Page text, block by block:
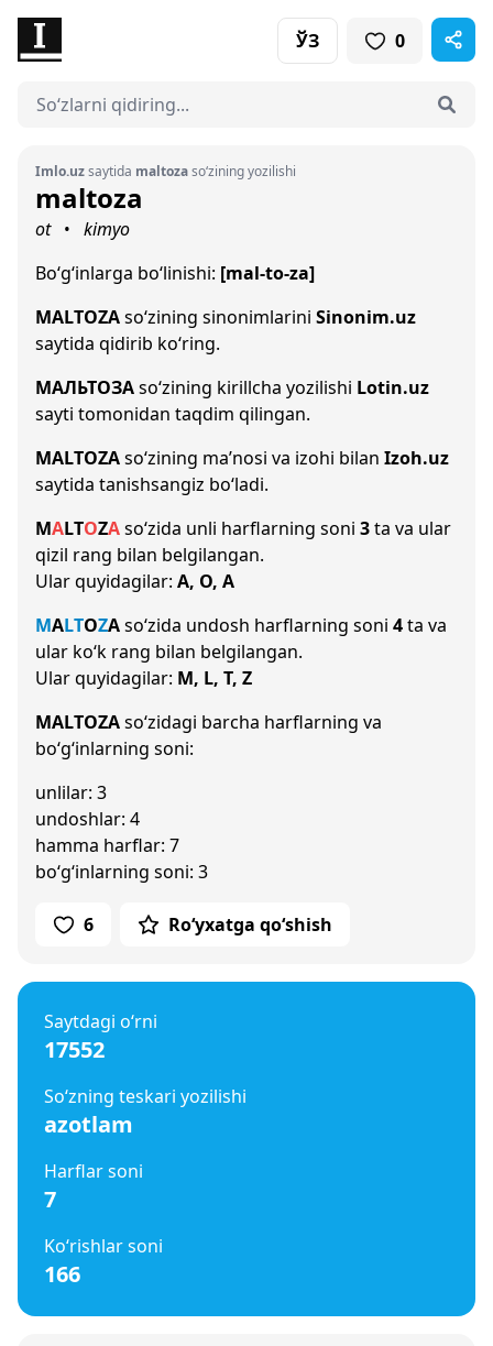
ЎЗ 0
Imlo.uzsaytida maltozaso‘zining yozilishi
maltoza
ot •
kimyo
Bo‘g‘inlarga bo‘linishi: [mal-to-za]
MALTOZAso‘zining sinonimlarini Sinonim.uz
saytida qidirib ko‘ring.
МАЛЬТОЗАso‘zining kirillcha yozilishi Lotin.uz
sayti tomonidan taqdim qilingan.
MALTOZAso‘zining ma’nosi va izohi bilan Izoh.uz
saytida tanishsangiz bo‘ladi.
MALTOZAso‘zida unli harflarning soni 3ta va ular
qizil rang bilan belgilangan.
Ular quyidagilar: A, O, A
MALTOZAso‘zida undosh harflarning soni 4ta va
ular ko‘k rang bilan belgilangan.
Ular quyidagilar: M, L, T, Z
MALTOZAso‘zidagi barcha harflarning va
bo‘g‘inlarning soni:
unlilar: 3
undoshlar: 4
hamma harflar: 7
bo‘g‘inlarning soni: 3
6 Ro‘yxatga qo‘shish
Saytdagi o‘rni
17552
So‘zning teskari yozilishi
azotlam
Harflar soni
7
Ko‘rishlar soni
166